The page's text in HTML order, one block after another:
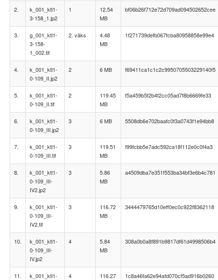
2.
k_001_ktl1-
3-158_1.jp2
1
12.54
MB
bf06b26f712e72d709ad094502652cee
3.
g_001_ktl1-
3-158-
1_002.tif
2. vāks
4.48
MB
1f271739defb067fcba80958858e99e4
4.
k_001_ktl1-
0-109_II.jp2
2 6 MB f69411ca1c1c2c9950705503229140f5
5.
k_001_ktl1-
0-109_II.tif
2
119.45
MB
f5a459b5f2b4f2cc05ad7f8b6669fe33
6.
k_001_ktl1-
0-109_III.jp2
3 6 MB 5508db6e702baafc0f3a0743f1e94bb8
7.
k_001_ktl1-
0-109_III.tif
3
119.51
MB
f99fcbb5e7adc592ca18f112e0c0f4a3
8.
k_001_ktl1-
0-109_III-
IV2.jp2
3
5.86
MB
a4509dba7e351f553ba34bf3e6b4c781
9.
k_001_ktl1-
0-109_III-
IV2.tif
3
116.72
MB
3444479765d10eff0ec0c922f8362118
10.
k_001_ktl1-
0-109_III-
IV.jp2
4
5.84
MB
308a0b0a8f891b9817df61d4998506b4
11.
k_001_ktl1-
4
116.27
1c8a46fa62e94afd070cf5ad916b0260